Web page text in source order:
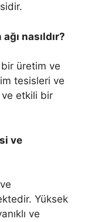
nasıldır?
üretim ve
tesisleri ve
ve etkili bir
ve
Yüksek
ve